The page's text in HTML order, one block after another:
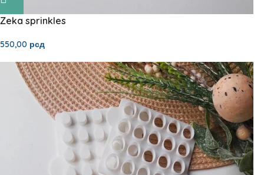
Zeka sprinkles
550,00 рсд